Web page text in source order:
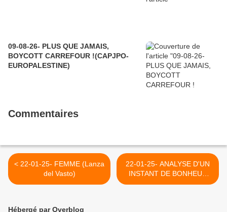
09-08-26- PLUS QUE JAMAIS,
BOYCOTT CARREFOUR !(CAPJPO-
EUROPALESTINE)
Commentaires
< 22-01-25- FEMME (Lanza
del Vasto)
22-01-25- ANALYSE D'UN
INSTANT DE BONHEUR
(Yvan Balchoy) >
Hébergé par Overblog